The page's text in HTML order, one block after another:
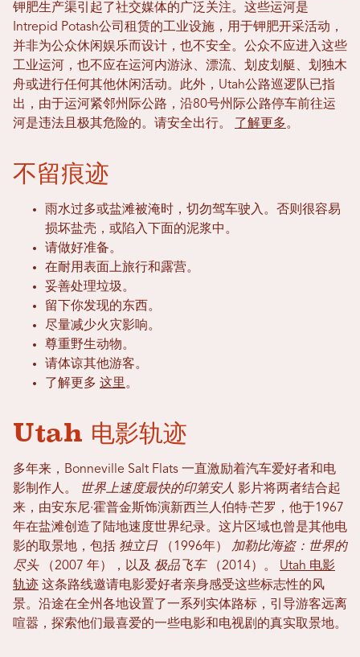
钾肥生产渠引起了社交媒体的广泛关注。这些运河是
Intrepid Potash公司租赁的工业设施，用于钾肥开采活动，
并非为公众休闲娱乐而设计，也不安全。公众不应进入这些
工业运河，也不应在运河内游泳、漂流、划皮划艇、划独木
舟或进行任何其他休闲活动。此外，Utah公路巡逻队已指
出，由于运河紧邻州际公路，沿80号州际公路停车前往运
河是违法且极其危险的。请安全出行。 了解更多。
不留痕迹
雨水过多或盐滩被淹时，切勿驾车驶入。否则很容易
损坏盐壳，或陷入下面的泥浆中。
请做好准备。
在耐用表面上旅行和露营。
妥善处理垃圾。
留下你发现的东西。
尽量减少火灾影响。
尊重野生动物。
请体谅其他游客。
了解更多 这里。
Utah 电影轨迹
多年来，Bonneville Salt Flats 一直激励着汽车爱好者和电
影制作人。
世界上速度最快的印第安人 影片将两者结合起
来，由安东尼·霍普金斯饰演新西兰人伯特·芒罗，他于1967
年在盐滩创造了陆地速度世界纪录。这片区域也曾是其他电
影的取景地，包括 独立日 （1996年） 加勒比海盗：世界的
尽头（2007 年），以及 极品飞车（2014）。 Utah 电影
轨迹 这条路线邀请电影爱好者亲身感受这些标志性的风
景。沿途在全州各地设置了一系列实体路标，引导游客远离
喧嚣，探索他们最喜爱的一些电影和电视剧的真实取景地。